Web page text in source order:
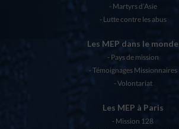
Martyrs d’Asie
Lutte contre les abus
Les MEP dans le monde
Pays de mission
Témoignages Missionnaires
Volontariat
Les MEP à Paris
Mission 128